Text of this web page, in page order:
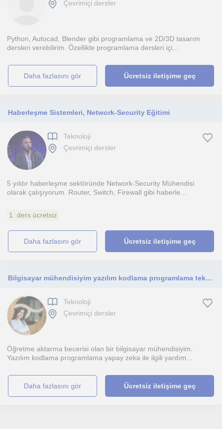
Çevrimiçi dersler
Python, Autocad, Blender gibi programlama ve 2D/3D tasarım
dersleri verebilirim. Özellikle programlama dersleri içi...
daha fazlasını gör Ücretsiz iletişime geç
Haberleşme Sistemleri, Network-Security Eğitimi
Teknoloji
Çevrimiçi dersler
5 yıldır haberleşme sektöründe Network-Security Mühendisi
olarak çalışıyorum. Router, Switch, Firewall gibi haberle...
1. ders ücretsiz
daha fazlasını gör Ücretsiz iletişime geç
Bilgisayar mühendisiyim yazılım kodlama programlama teknoloji alanında yardımcı olabilirim
Teknoloji
Çevrimiçi dersler
Öğretme aktarma becerisi olan bir bilgisayar mühendisiyim.
Yazılım kodlama programlama yapay zeka ile ilgili yardım...
daha fazlasını gör Ücretsiz iletişime geç